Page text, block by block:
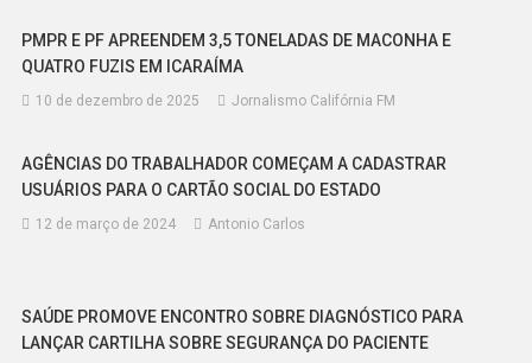
PMPR E PF APREENDEM 3,5 TONELADAS DE MACONHA E
QUATRO FUZIS EM ICARAÍMA
10 de dezembro de 2025 Jornalismo Califórnia FM
AGÊNCIAS DO TRABALHADOR COMEÇAM A CADASTRAR
USUÁRIOS PARA O CARTÃO SOCIAL DO ESTADO
12 de março de 2024 Antonio Carlos
SAÚDE PROMOVE ENCONTRO SOBRE DIAGNÓSTICO PARA
LANÇAR CARTILHA SOBRE SEGURANÇA DO PACIENTE